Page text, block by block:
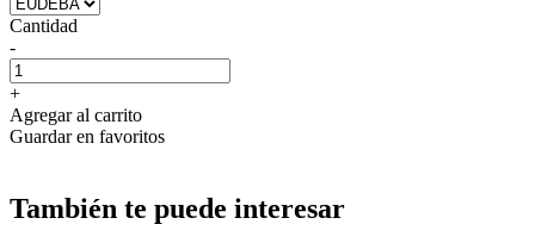
Cantidad
-
+
Agregar al carrito
Guardar en favoritos
También te puede interesar